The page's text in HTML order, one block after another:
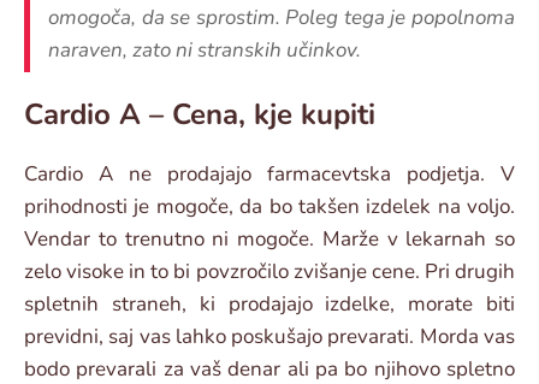
omogoča, da se sprostim. Poleg tega je popolnoma
naraven, zato ni stranskih učinkov.
Cardio A – Cena, kje kupiti
Cardio A ne prodajajo farmacevtska podjetja. V
prihodnosti je mogoče, da bo takšen izdelek na voljo.
Vendar to trenutno ni mogoče. Marže v lekarnah so
zelo visoke in to bi povzročilo zvišanje cene. Pri drugih
spletnih straneh, ki prodajajo izdelke, morate biti
previdni, saj vas lahko poskušajo prevarati. Morda vas
bodo prevarali za vaš denar ali pa bo njihovo spletno